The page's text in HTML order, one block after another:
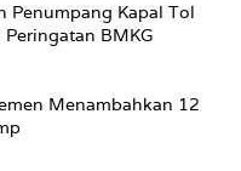
Penumpang Kapal Tol
BMKG
Menambahkan 12